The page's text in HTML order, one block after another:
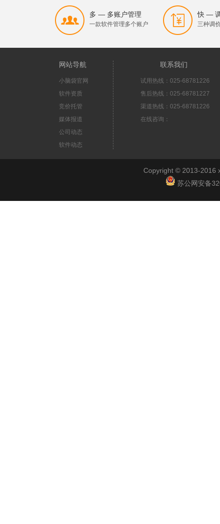
多 — 多账户管理
一款软件管理多个账户
快 —
三种调
网站导航
小脑袋官网
软件资质
竞价托管
媒体报道
公司动态
软件动态
联系我们
试用热线：025-68781226
售后热线：025-68781227
渠道热线：025-68781226
在线咨询：
Copyright © 2013-2016
苏公网安备